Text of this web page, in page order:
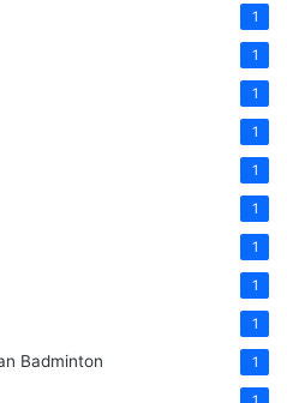
1
1
1
1
1
1
1
1
1
Badminton 1